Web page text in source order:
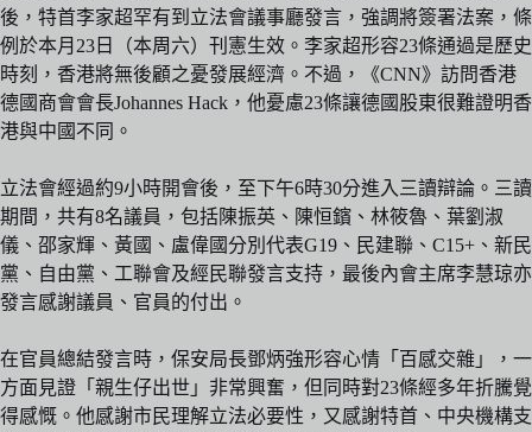
後，特首李家超罕有到立法會議事廳發言，強調將簽署法案，條
例於本月23日（本周六）刊憲生效。李家超形容23條通過是歷史
時刻，香港將無後顧之憂發展經濟。不過，《CNN》訪問香港
德國商會會長Johannes Hack，他憂慮23條讓德國股東很難證明香
港與中國不同。
立法會經過約9小時開會後，至下午6時30分進入三讀辯論。三讀
期間，共有8名議員，包括陳振英、陳恒鑌、林筱魯、葉劉淑
儀、邵家輝、黃國、盧偉國分別代表G19、民建聯、C15+、新民
黨、自由黨、工聯會及經民聯發言支持，最後內會主席李慧琼亦
發言感謝議員、官員的付出。
在官員總結發言時，保安局長鄧炳強形容心情「百感交雜」，一
方面見證「親生仔出世」非常興奮，但同時對23條經多年折騰覺
得感慨。他感謝市民理解立法必要性，又感謝特首、中央機構支